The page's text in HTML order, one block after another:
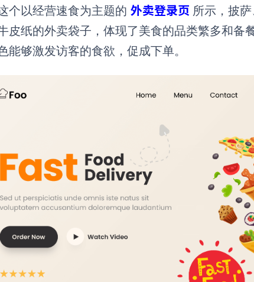
个以经营速食为主题的外卖登录页 所示，披
皮纸的外卖袋子，体现了美食的品类繁多和备
能够激发访客的食欲，促成下单。